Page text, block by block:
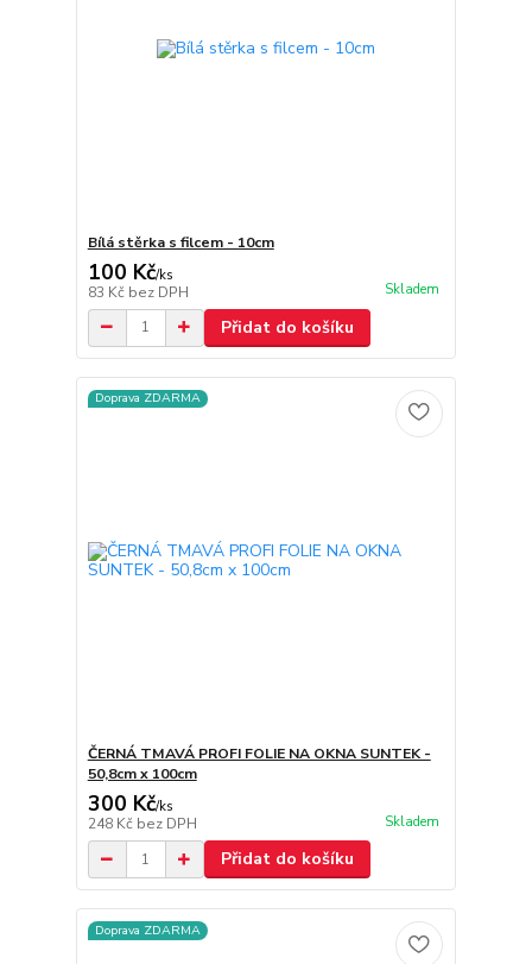
Bílá stěrka s filcem - 10cm
100 Kč/ks
83 Kč bez DPH Skladem
Přidat do košíku
Doprava ZDARMA
ČERNÁ TMAVÁ PROFI FOLIE NA OKNA SUNTEK -
50,8cm x 100cm
300 Kč/ks
248 Kč bez DPH Skladem
Přidat do košíku
Doprava ZDARMA